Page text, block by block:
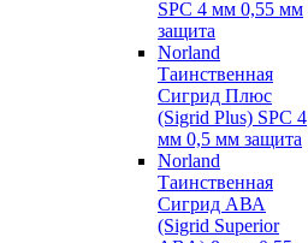
SPC 4 мм 0,55 мм
защита
Norland
Таинственная
Сигрид Плюс
(Sigrid Plus) SPC 4
мм 0,5 мм защита
Norland
Таинственная
Сигрид АВА
(Sigrid Superior